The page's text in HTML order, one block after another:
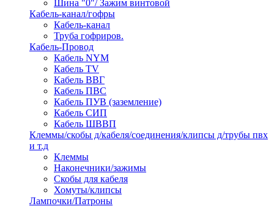
Шина "0"/ Зажим винтовой
Кабель-канал/гофры
Кабель-канал
Труба гофриров.
Кабель-Провод
Кабель NYM
Кабель TV
Кабель ВВГ
Кабель ПВС
Кабель ПУВ (заземление)
Кабель СИП
Кабель ШВВП
Клеммы/скобы д/кабеля/соединения/клипсы д/трубы пвх
и т.д
Клеммы
Наконечники/зажимы
Скобы для кабеля
Хомуты/клипсы
Лампочки/Патроны